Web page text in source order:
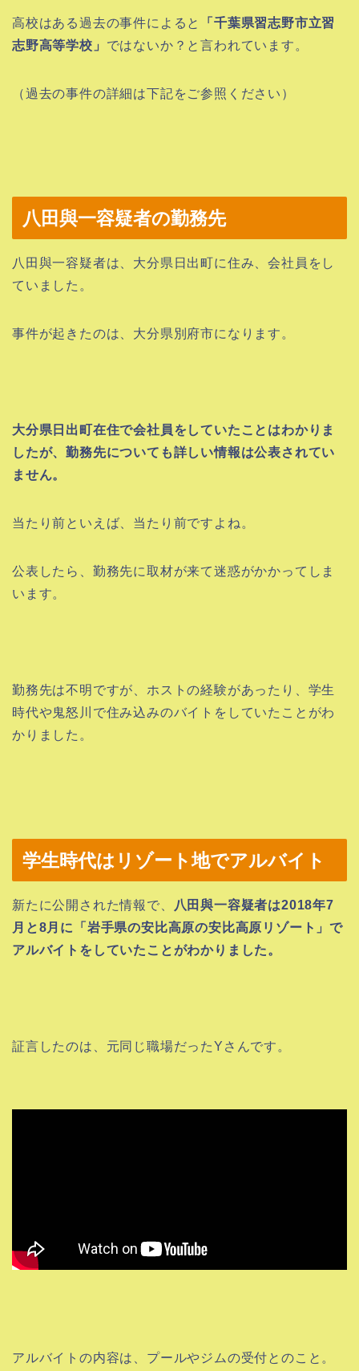
高校はある過去の事件によると
「千葉県習志野市立習
志野高等学校」 ではないか？と言われています。
（過去の事件の詳細は下記をご参照ください）
八田與一容疑者の勤務先
八田與一容疑者は、大分県日出町に住み、会社員 をし
ていました。
事件が起きたのは、大分県別府市になります。
大分県日出町在住で会社員をしていたことはわかりま
したが、勤務先についても詳しい情報は公表されてい
ません。
当たり前といえば、当たり前ですよね。
公表したら、勤務先に取材が来て迷惑がかかってしま
います。
勤務先は不明ですが、ホストの経験があったり、学生
時代や鬼怒川で住み込みのバイトをしていたことがわ
かりました。
学生時代はリゾート地でアルバイト
新たに公開された情報で、
八田與一容疑者は2018年7
月と8月に「岩手県の安比高原の安比高原リゾート」で
アルバイトをしていたことがわかりました。
証言したのは、元同じ職場だったYさんです。
アルバイトの内容は、プールやジムの受付とのこと。